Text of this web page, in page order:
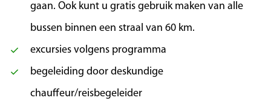
Vandaag trekken we omhoog naar de
tussen Oostenrijk en Italië. Onderweg passeert
u het prachtige almgebied Sattelbergalm,
ideaal voor een korte rustpauze. Vanaf de top
van de Sattelberg heeft u een prachtig uitzicht
gaan. Ook kunt u gratis gebruik maken van alle
bussen binnen een straal van 60 km.
excursies volgens programma
begeleiding door deskundige
chauffeur/reisbegeleider